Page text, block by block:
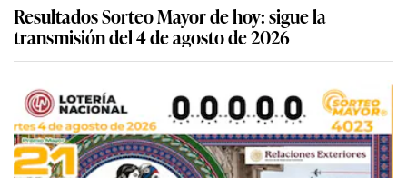
Resultados Sorteo Mayor de hoy: sigue la
transmisión del 4 de agosto de 2026